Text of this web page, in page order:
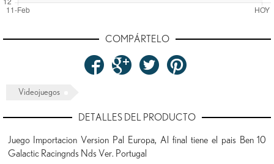
COMPÁRTELO
Videojuegos
DETALLES DEL PRODUCTO
Juego Importacion Version Pal Europa, Al final tiene el pais Ben 10
Galactic Racingnds Nds Ver. Portugal